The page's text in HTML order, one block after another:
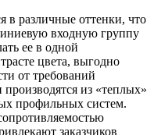
в различные оттенки, что
входную группу
ее в одной
цвета, выгодно
от требований
из «теплых»
профильных систем.
заказчиков